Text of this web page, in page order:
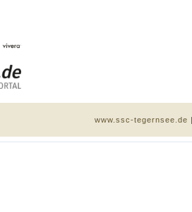
www.ssc-tegernsee.de